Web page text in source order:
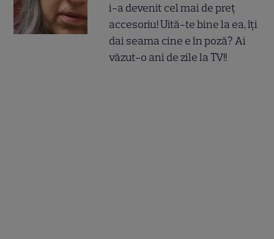
i-a devenit cel mai de preț
accesoriu! Uită-te bine la ea, îți
dai seama cine e în poză? Ai
văzut-o ani de zile la TV!!